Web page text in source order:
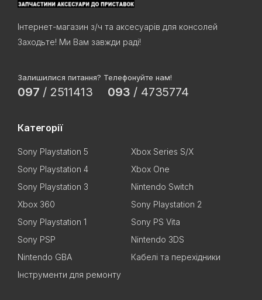
Інтернет-магазин з/ч та аксесуарів для консолей
Заходьте! Ми Вам завжди раді!
Залишилися питання? Телефонуйте нам!
097 / 2511413 093 / 4735774
Категорії
Sony Playstation 5
Xbox Series S/X
Sony Playstation 4
Xbox One
Sony Playstation 3
Nintendo Switch
Xbox 360
Sony Playstation 2
Sony Playstation 1
Sony PS Vita
Sony PSP
Nintendo 3DS
Nintendo GBA
Кабелі та перехідники
Інструменти для ремонту